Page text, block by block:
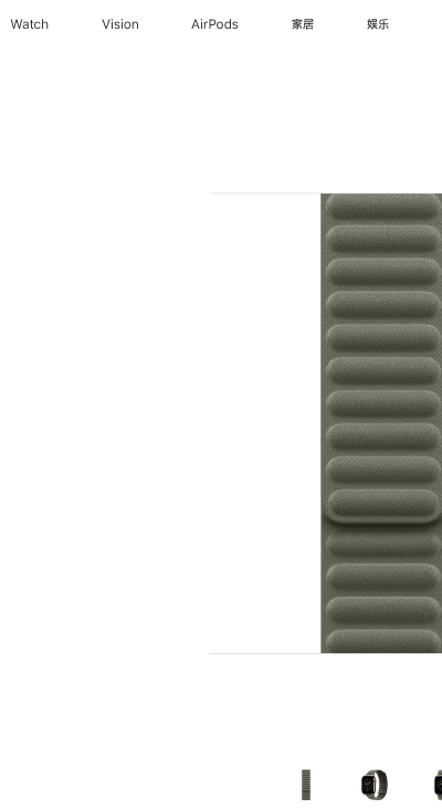
Watch Vision AirPods 家居 娱乐